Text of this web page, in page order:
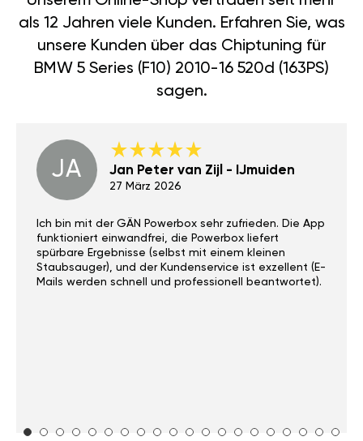
als 12 Jahren viele Kunden. Erfahren Sie, was
unsere Kunden über das Chiptuning für
BMW 5 Series (F10) 2010-16 520d (163PS)
sagen.
JA Jan Peter van Zijl - IJmuiden
27 März 2026
Ich bin mit der GÄN Powerbox sehr zufrieden. Die App
funktioniert einwandfrei, die Powerbox liefert
spürbare Ergebnisse (selbst mit einem kleinen
Staubsauger), und der Kundenservice ist exzellent (E-
Mails werden schnell und professionell beantwortet).